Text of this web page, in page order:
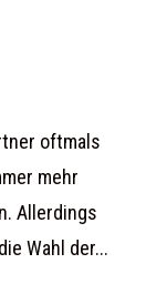
oftmals
mehr
Allerdings
Wahl der...